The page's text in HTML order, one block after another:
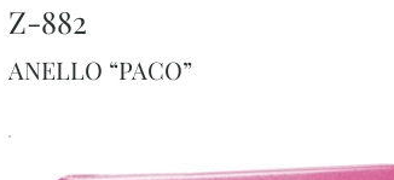
Z-882
ANELLO “PACO”